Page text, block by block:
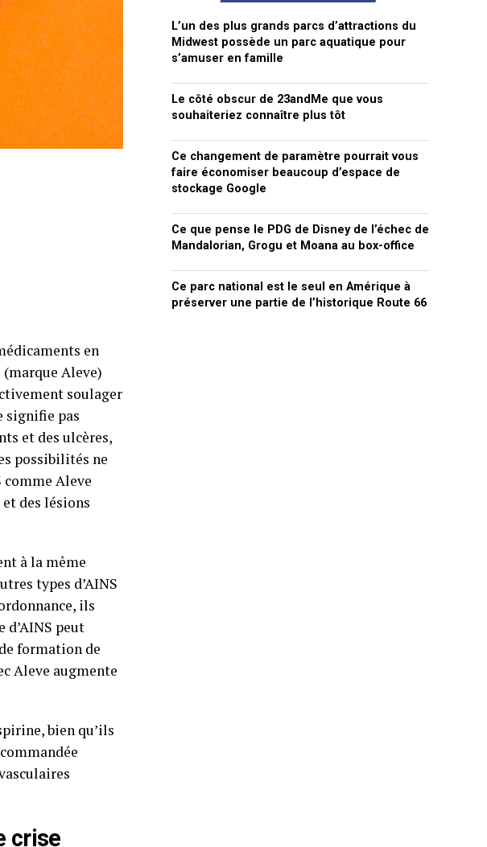
en
Aleve)
soulager
signifie pas
et des ulcères,
possibilités ne
comme Aleve
des lésions
à la même
types d’AINS
ils
d’AINS peut
formation de
Aleve augmente
bien qu’ils
crise
L’un des plus grands parcs d’attractions du
Midwest possède un parc aquatique pour
s’amuser en famille
Le côté obscur de 23andMe que vous
souhaiteriez connaître plus tôt
Ce changement de paramètre pourrait vous
faire économiser beaucoup d’espace de
stockage Google
Ce que pense le PDG de Disney de l’échec de
Mandalorian, Grogu et Moana au box-office
Ce parc national est le seul en Amérique à
préserver une partie de l’historique Route 66